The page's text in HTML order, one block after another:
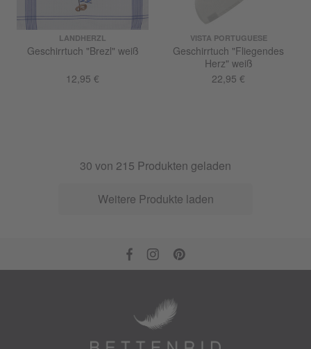
LANDHERZL
Geschirrtuch "Brezl" weiß
12,95 €
VISTA PORTUGUESE
Geschirrtuch "Fliegendes
Herz" weiß
22,95 €
30 von 215 Produkten geladen
Weitere Produkte laden